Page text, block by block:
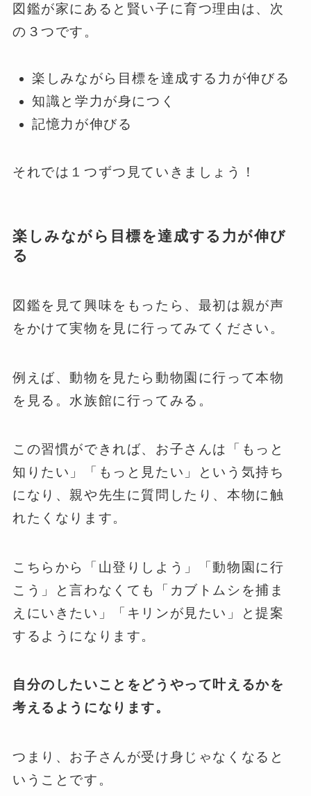
図鑑が家にあると賢い子に育つ理由は、次
の３つです。
楽しみながら目標を達成する力が伸びる
知識と学力が身につく
記憶力が伸びる
それでは１つずつ見ていきましょう！
楽しみながら目標を達成する力が伸び
る
図鑑を見て興味をもったら、最初は親が声
をかけて実物を見に行ってみてください。
例えば、動物を見たら動物園に行って本物
を見る。水族館に行ってみる。
この習慣ができれば、お子さんは「もっと
知りたい」「もっと見たい」という気持ち
になり、親や先生に質問したり、本物に触
れたくなります。
こちらから「山登りしよう」「動物園に行
こう」と言わなくても「カブトムシを捕ま
えにいきたい」「キリンが見たい」と提案
するようになります。
自分のしたいことをどうやって叶えるかを
考えるようになります。
つまり、お子さんが受け身じゃなくなると
いうことです。